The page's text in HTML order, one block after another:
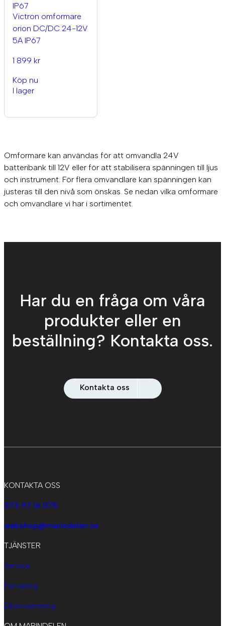
Victron omformare
orion DC/DC 24-12V
5A IP67
1 899 kr
Köp nu
I lager
Omformare kan användas för att omvandla 24V
batteribank till 12V eller för att stabilisera spänningen till ljus
och instrument. För flera omvandlare kan spänningen kan
justeras till den nivå som önskas. Se nedan vilka omformare
och omvandlare vi har i sortimentet.
Har du en fråga om våra
produkter eller en
beställning? Kontakta oss.
Kontakta oss
KONTAKTA OSS
073 97 16 075
webshop@marindelen.se
TJÄNSTER
Service
Förvaring
Elkonvertering